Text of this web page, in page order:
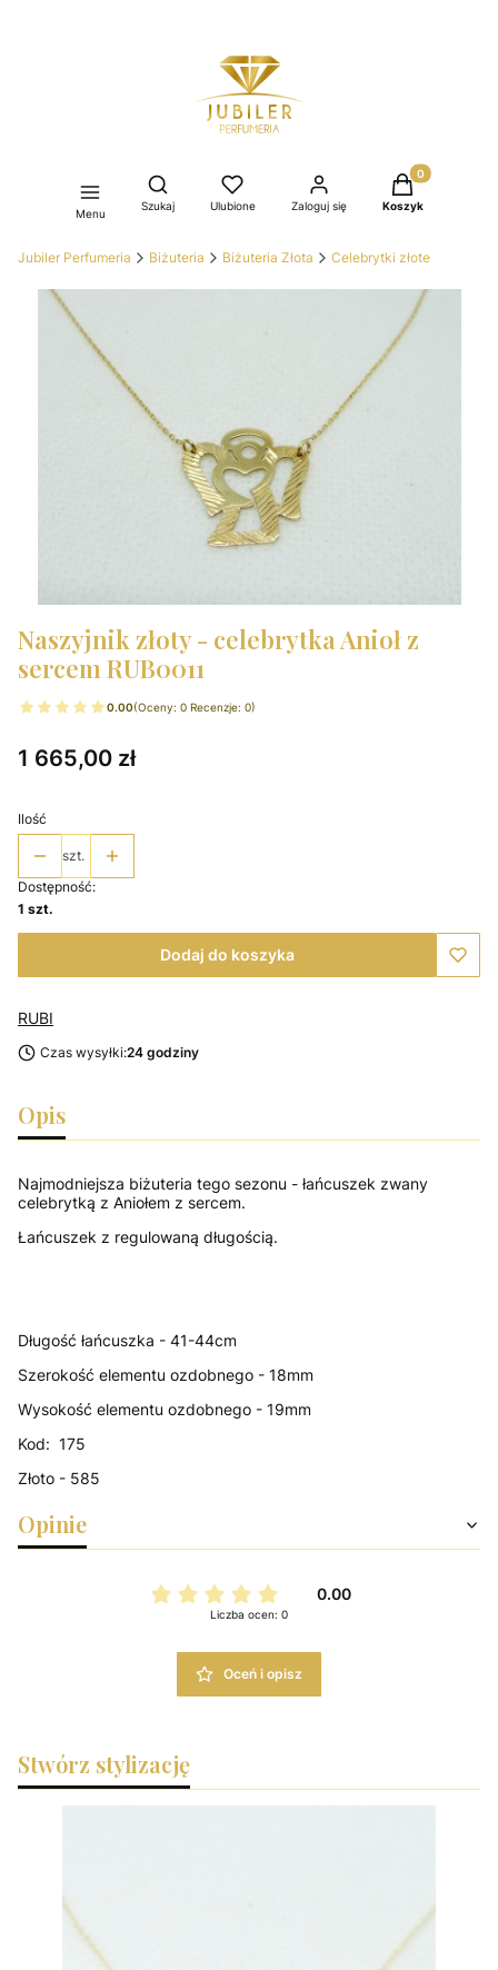
Menu
Otwórz wyszukiwarkę
Szukaj Ulubione Zaloguj się
Produkty w
Koszyk
Jubiler Perfumeria Biżuteria Biżuteria Złota Celebrytki złote
Naszyjnik złoty - celebrytka Anioł z
sercem RUB0011
0.00(Oceny: 0 Recenzje: 0)
Cena
1 665,00 zł
Ilość
szt.
Dostępność:
1 szt.
Dodaj do koszyka
RUBI
Czas wysyłki:24 godziny
Opis
Najmodniejsza biżuteria tego sezonu - łańcuszek zwany
celebrytką z Aniołem z sercem.
Łańcuszek z regulowaną długością.
Długość łańcuszka - 41-44cm
Szerokość elementu ozdobnego - 18mm
Wysokość elementu ozdobnego - 19mm
Kod: 175
Złoto - 585
Opinie
0.00
Liczba ocen: 0
Oceń i opisz
Stwórz stylizację